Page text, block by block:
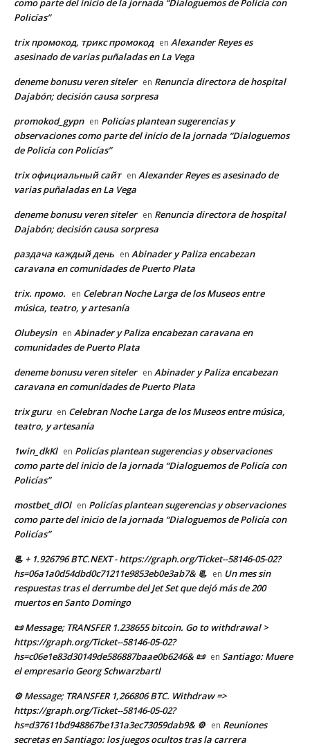
como parte del inicio de la jornada “Dialoguemos de Policía con
Policías”
trix промокод, трикс промокод en Alexander Reyes es
asesinado de varias puñaladas en La Vega
deneme bonusu veren siteler en Renuncia directora de hospital
Dajabón; decisión causa sorpresa
promokod_gypn en Policías plantean sugerencias y
observaciones como parte del inicio de la jornada “Dialoguemos
de Policía con Policías”
trix официальный сайт en Alexander Reyes es asesinado de
varias puñaladas en La Vega
deneme bonusu veren siteler en Renuncia directora de hospital
Dajabón; decisión causa sorpresa
раздача каждый день en Abinader y Paliza encabezan
caravana en comunidades de Puerto Plata
trix. промо. en Celebran Noche Larga de los Museos entre
música, teatro, y artesanía
Olubeysin en Abinader y Paliza encabezan caravana en
comunidades de Puerto Plata
deneme bonusu veren siteler en Abinader y Paliza encabezan
caravana en comunidades de Puerto Plata
trix guru en Celebran Noche Larga de los Museos entre música,
teatro, y artesanía
1win_dkKl en Policías plantean sugerencias y observaciones
como parte del inicio de la jornada “Dialoguemos de Policía con
Policías”
mostbet_dlOl en Policías plantean sugerencias y observaciones
como parte del inicio de la jornada “Dialoguemos de Policía con
Policías”
📃 + 1.926796 BTC.NEXT - https://graph.org/Ticket--58146-05-02?
hs=06a1a0d54dbd0c71211e9853eb0e3ab7& 📃 en Un mes sin
respuestas tras el derrumbe del Jet Set que dejó más de 200
muertos en Santo Domingo
📜 Message; TRANSFER 1.238655 bitcoin. Go to withdrawal >
https://graph.org/Ticket--58146-05-02?
hs=c06e1e83d30149de586887baae0b6246& 📜 en Santiago: Muere
el empresario Georg Schwarzbartl
⚙ Message; TRANSFER 1,266806 BTC. Withdraw =>
https://graph.org/Ticket--58146-05-02?
hs=d37611bd948867be131a3ec73059dab9& ⚙ en Reuniones
secretas en Santiago: los juegos ocultos tras la carrera